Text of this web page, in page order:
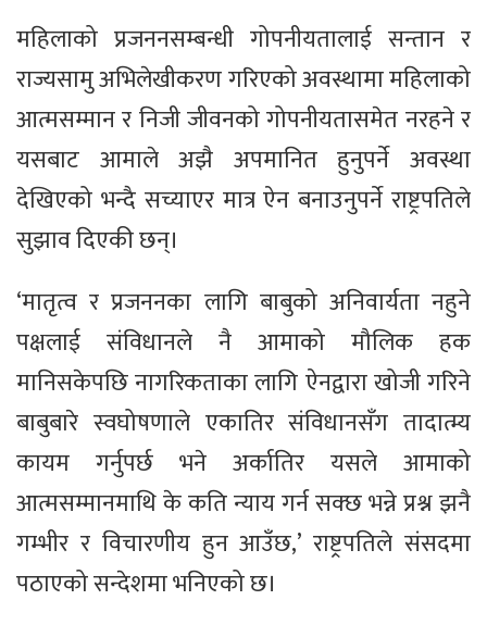
महिलाको प्रजननसम्बन्धी गोपनीयतालाई सन्तान र
राज्यसामु अभिलेखीकरण गरिएको अवस्थामा महिलाको
आत्मसम्मान र निजी जीवनको गोपनीयतासमेत नरहने र
यसबाट आमाले अझै अपमानित हुनुपर्ने अवस्था
देखिएको भन्दै सच्याएर मात्र ऐन बनाउनुपर्ने राष्ट्रपतिले
सुझाव दिएकी छन्।
‘मातृत्व र प्रजननका लागि बाबुको अनिवार्यता नहुने
पक्षलाई संविधानले नै आमाको मौलिक हक
मानिसकेपछि नागरिकताका लागि ऐनद्वारा खोजी गरिने
बाबुबारे स्वघोषणाले एकातिर संविधानसँग तादात्म्य
कायम गर्नुपर्छ भने अर्कातिर यसले आमाको
आत्मसम्मानमाथि के कति न्याय गर्न सक्छ भन्ने प्रश्न झनै
गम्भीर र विचारणीय हुन आउँछ,’ राष्ट्रपतिले संसदमा
पठाएको सन्देशमा भनिएको छ।